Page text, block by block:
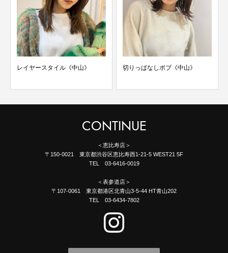
レイヤースタイル《中山》 切りっぱなしボブ《中山》
CONTINUE
＜恵比寿店＞
〒150-0021 東京都渋谷区恵比寿西1-21-5 WEST21 5F
TEL 03-6416-0019
＜表参道店＞
〒107-0061 東京都港区北青山3-5-44 HT青山202
TEL 03-6434-7802